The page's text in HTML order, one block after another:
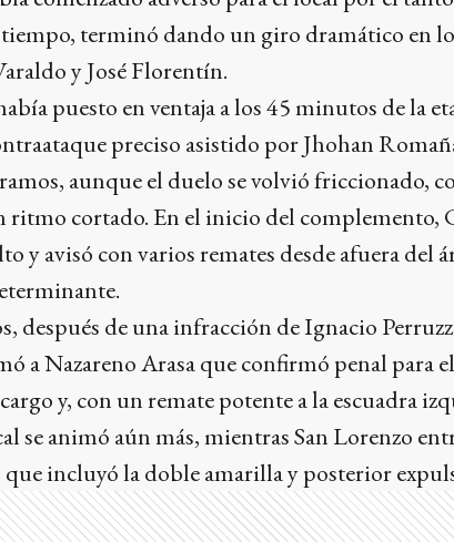
terminó dando un giro dramático en
y José Florentín.
puesto en ventaja a los 45 minutos de la
preciso asistido por Jhohan
aunque el duelo se volvió friccionado,
ritmo cortado. En el inicio del complemento,
y avisó con varios remates desde afuera del
después de una infracción de Ignacio
a Nazareno Arasa que confirmó penal para
y, con un remate potente a la escuadra
se animó aún más, mientras San Lorenzo
que incluyó la doble amarilla y posterior